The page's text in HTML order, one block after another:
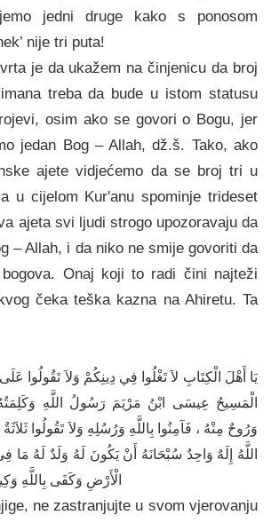
jedni druge kako s ponosom
nije tri puta!
je da ukažem na činjenicu da broj
treba da bude u istom statusu
osim ako se govori o Bogu, jer
jedan Bog – Allah, dž.š. Tako, ako
ajete vidjećemo da se broj tri u
u cijelom Kur'anu spominje trideset
ajeta svi ljudi strogo upozoravaju da
– Allah, i da niko ne smije govoriti da
Onaj koji to radi čini najteži
čeka teška kazna na Ahiretu. Ta
الْمَسِيحُ عِيسَى ابْنُ مَرْيَمَ رَسُولُ اللَّهِ
وَرُوحٌ مِنْهُ ، فَآمِنُوا بِاللَّهِ وَرُسُلِهِ وَلاَ تَقُولُوا ثَلاَثَةٌ
اللَّهُ إِلَهٌ وَاحِدٌ سُبْحَانَهُ أَنْ يَكُونَ لَهُ وَلَدٌ لَهُ
الْأَرْضِ وَكَفَى بِاللَّهِ
ne zastranjujte u svom vjerovanju